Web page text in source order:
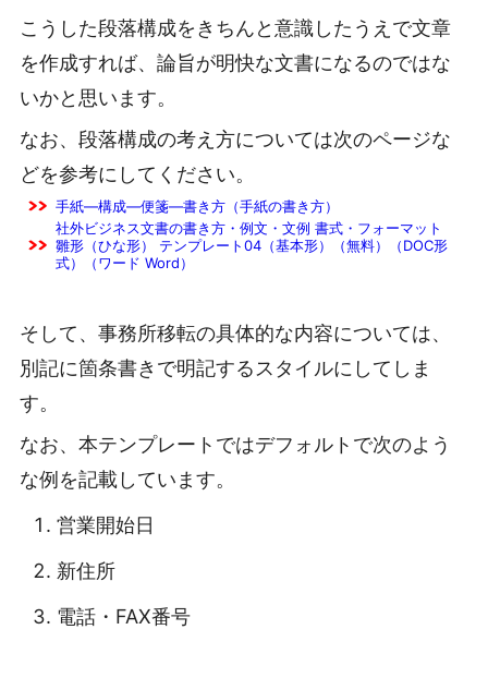
こうした段落構成をきちんと意識したうえで文章
を作成すれば、論旨が明快な文書になるのではな
いかと思います。
なお、段落構成の考え方については次のページな
どを参考にしてください。
手紙―構成―便箋―書き方（手紙の書き方）
社外ビジネス文書の書き方・例文・文例 書式・フォーマット
雛形（ひな形） テンプレート04（基本形）（無料）（DOC形
式）（ワード Word）
そして、事務所移転の具体的な内容については、
別記に箇条書きで明記するスタイルにしてしま
す。
なお、本テンプレートではデフォルトで次のよう
な例を記載しています。
営業開始日
新住所
電話・FAX番号